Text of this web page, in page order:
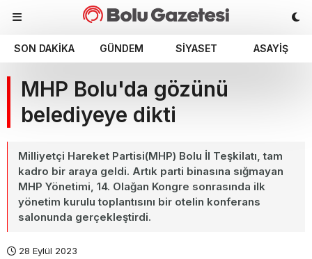
SON DAKIKA GÜNDEM SIYASET ASAYIŞ
MHP Bolu'da gözünü
belediyeye dikti
Milliyetçi Hareket Partisi(MHP) Bolu İl Teşkilatı, tam
kadro bir araya geldi. Artık parti binasına sığmayan
MHP Yönetimi, 14. Olağan Kongre sonrasında ilk
yönetim kurulu toplantısını bir otelin konferans
salonunda gerçekleştirdi.
28 Eylül 2023